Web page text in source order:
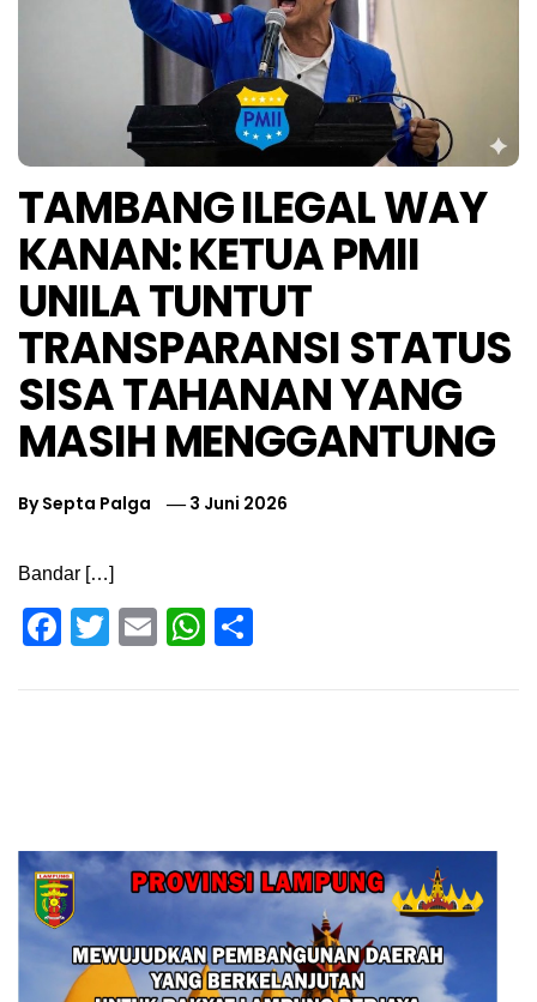
TAMBANG ILEGAL WAY
KANAN: KETUA PMII
UNILA TUNTUT
TRANSPARANSI STATUS
SISA TAHANAN YANG
MASIH MENGGANTUNG
BySepta Palga 3 Juni 2026
Bandar […]
Facebook
Twitter
EmailWhatsApp